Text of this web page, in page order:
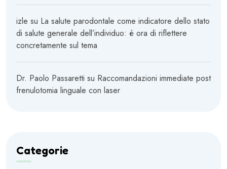
izle su La salute parodontale come indicatore dello stato
di salute generale dell’individuo: è ora di riflettere
concretamente sul tema
Dr. Paolo Passaretti su Raccomandazioni immediate post
frenulotomia linguale con laser
Categorie